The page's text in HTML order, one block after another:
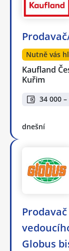
Nutně vás
Kaufland
Kuřim
34 000
dnešní
Globus